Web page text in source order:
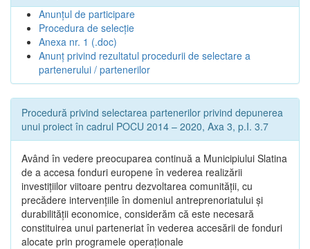
Anunțul de participare
Procedura de selecție
Anexa nr. 1 (.doc)
Anunț privind rezultatul procedurii de selectare a
partenerului / partenerilor
Procedură privind selectarea partenerilor privind depunerea
unui proiect în cadrul POCU 2014 – 2020, Axa 3, p.I. 3.7
Având în vedere preocuparea continuă a Municipiului Slatina
de a accesa fonduri europene în vederea realizării
investițiilor viitoare pentru dezvoltarea comunității, cu
precădere intervențiile în domeniul antreprenoriatului și
durabilității economice, considerăm că este necesară
constituirea unui parteneriat în vederea accesării de fonduri
alocate prin programele operaționale